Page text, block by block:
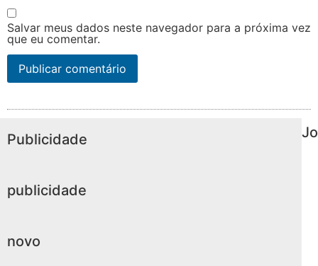
Salvar meus dados neste navegador para a próxima vez
que eu comentar.
Publicidade
publicidade
novo
Jo